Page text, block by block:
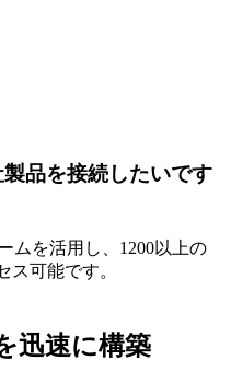
製品を接続したいです
ムを活用し、1200以上の
ス可能です。
迅速に構築